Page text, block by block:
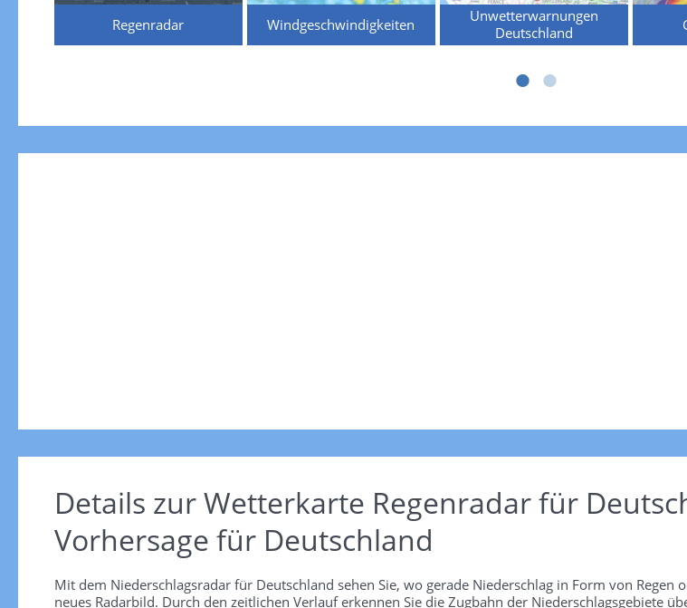
Regenradar Windgeschwindigkeiten
Unwetterwarnungen
Deutschland
Details zur Wetterkarte Regenradar für
Vorhersage für Deutschland
Mit dem Niederschlagsradar für Deutschland sehen Sie, wo gerade Niederschlag in Form von
neues Radarbild. Durch den zeitlichen Verlauf erkennen Sie die Zugbahn der Niederschlagsgebiete